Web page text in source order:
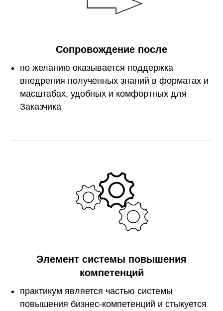
Сопровождение после
по желанию оказывается поддержка
внедрения полученных знаний в форматах и
масштабах, удобных и комфортных для
Заказчика
Элемент системы повышения
компетенций
практикум является частью системы
повышения бизнес-компетенций и стыкуется